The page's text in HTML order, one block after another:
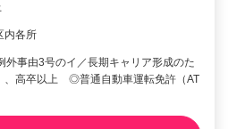
内各所
外事由3号のイ／長期キャリア形成のた
、高卒以上 ◎普通自動車運転免許（AT